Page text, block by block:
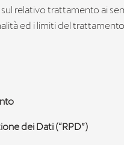
relativo trattamento ai
ed i limiti del trattamento
dei Dati (“RPD”)